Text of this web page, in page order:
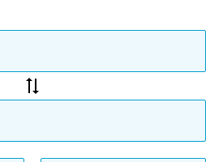
des vols pas chers pour
sync_alt